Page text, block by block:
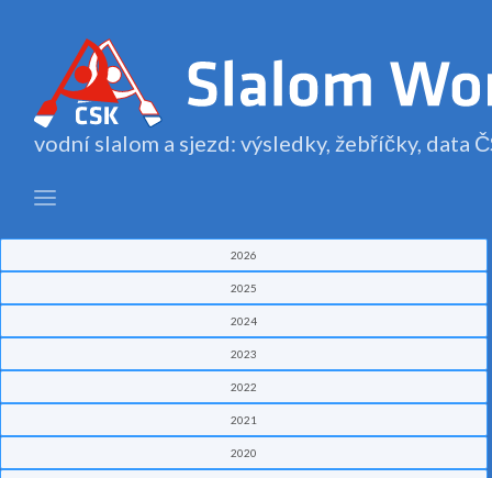
vodní slalom a sjezd: výsledky, žebříčky, data
2026
2025
2024
2023
2022
2021
2020